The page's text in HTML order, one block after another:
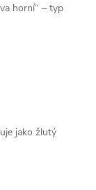
horní“ – typ
jako žlutý